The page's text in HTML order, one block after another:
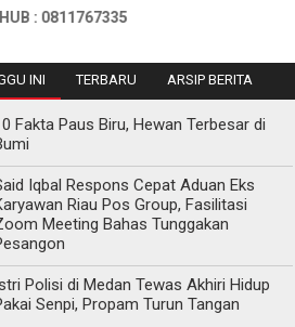
INI TERBARU ARSIP BERITA
Fakta Paus Biru, Hewan Terbesar di
Iqbal Respons Cepat Aduan Eks
Riau Pos Group, Fasilitasi
Meeting Bahas Tunggakan
Polisi di Medan Tewas Akhiri Hidup
Senpi, Propam Turun Tangan